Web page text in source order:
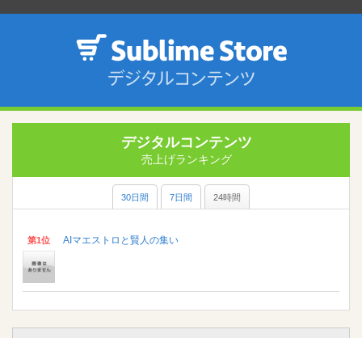
デジタルコンテンツ
売上げランキング
30日間 7日間 24時間
第1位 AIマエストロと賢人の集い